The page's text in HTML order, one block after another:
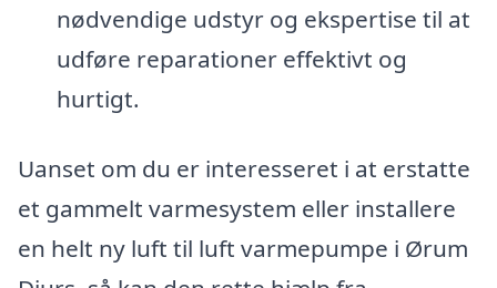
nødvendige udstyr og ekspertise til at
udføre reparationer effektivt og
hurtigt.
Uanset om du er interesseret i at erstatte
et gammelt varmesystem eller installere
en helt ny luft til luft varmepumpe i Ørum